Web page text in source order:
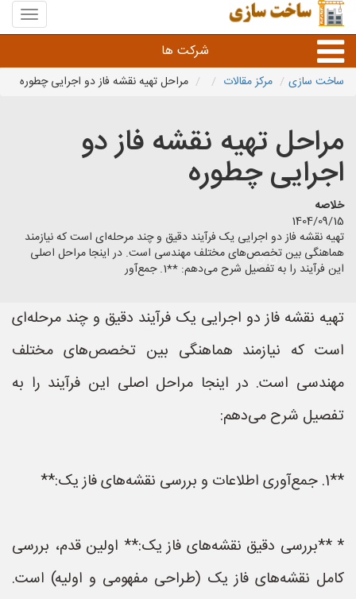
منوی
سایت
سازی
شرکت ها
خدمات عمرانی و شهری
سایر خدمات عمرانی
ساخت سازی مرکز مقالات مراحل تهیه نقشه فاز دو اجرایی چطوره
مراحل تهیه نقشه فاز دو
اجرایی چطوره
خلاصه
1404/09/15
تهیه نقشه فاز دو اجرایی یک فرآیند دقیق و چند مرحله‌ای است که نیازمند
هماهنگی بین تخصص‌های مختلف مهندسی است. در اینجا مراحل اصلی
این فرآیند را به تفصیل شرح می‌دهم: **1. جمع‌آور
تهیه نقشه فاز دو اجرایی یک فرآیند دقیق و چند مرحله‌ای
است که نیازمند هماهنگی بین تخصص‌های مختلف
مهندسی است. در اینجا مراحل اصلی این فرآیند را به
تفصیل شرح می‌دهم:
**1. جمع‌آوری اطلاعات و بررسی نقشه‌های فاز یک:**
* **بررسی دقیق نقشه‌های فاز یک:** اولین قدم، بررسی
کامل نقشه‌های فاز یک (طراحی مفهومی و اولیه) است.